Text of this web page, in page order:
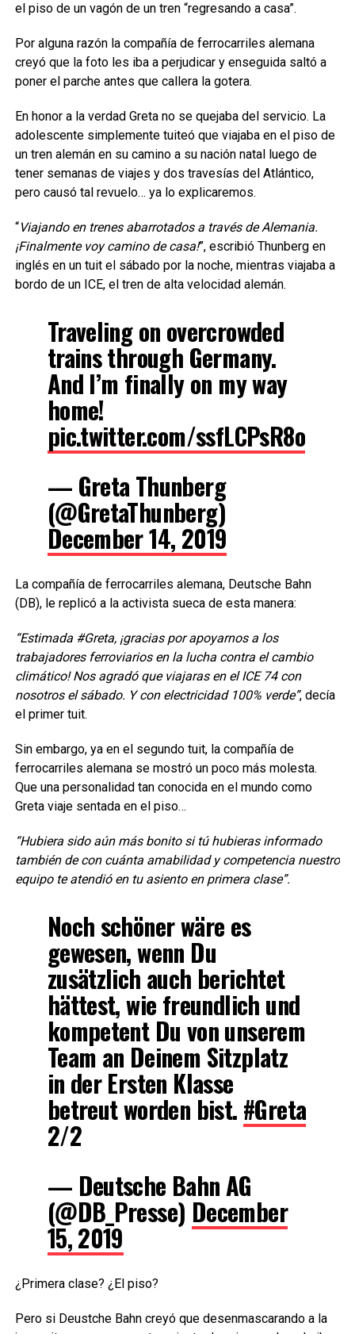
el piso de un vagón de un tren “regresando a casa”.
Por alguna razón la compañía de ferrocarriles alemana
creyó que la foto les iba a perjudicar y enseguida saltó a
poner el parche antes que callera la gotera.
En honor a la verdad Greta no se quejaba del servicio. La
adolescente simplemente tuiteó que viajaba en el piso de
un tren alemán en su camino a su nación natal luego de
tener semanas de viajes y dos travesías del Atlántico,
pero causó tal revuelo… ya lo explicaremos.
“Viajando en trenes abarrotados a través de Alemania.
¡Finalmente voy camino de casa!”, escribió Thunberg en
inglés en un tuit el sábado por la noche, mientras viajaba a
bordo de un ICE, el tren de alta velocidad alemán.
Traveling on overcrowded
trains through Germany.
And I’m finally on my way
home!
pic.twitter.com/ssfLCPsR8o
— Greta Thunberg
(@GretaThunberg)
December 14, 2019
La compañía de ferrocarriles alemana, Deutsche Bahn
(DB), le replicó a la activista sueca de esta manera:
“Estimada #Greta, ¡gracias por apoyarnos a los
trabajadores ferroviarios en la lucha contra el cambio
climático! Nos agradó que viajaras en el ICE 74 con
nosotros el sábado. Y con electricidad 100% verde”, decía
el primer tuit.
Sin embargo, ya en el segundo tuit, la compañía de
ferrocarriles alemana se mostró un poco más molesta.
Que una personalidad tan conocida en el mundo como
Greta viaje sentada en el piso…
“Hubiera sido aún más bonito si tú hubieras informado
también de con cuánta amabilidad y competencia nuestro
equipo te atendió en tu asiento en primera clase”.
Noch schöner wäre es
gewesen, wenn Du
zusätzlich auch berichtet
hättest, wie freundlich und
kompetent Du von unserem
Team an Deinem Sitzplatz
in der Ersten Klasse
betreut worden bist. #Greta
2/2
— Deutsche Bahn AG
(@DB_Presse) December
15, 2019
¿Primera clase? ¿El piso?
Pero si Deustche Bahn creyó que desenmascarando a la